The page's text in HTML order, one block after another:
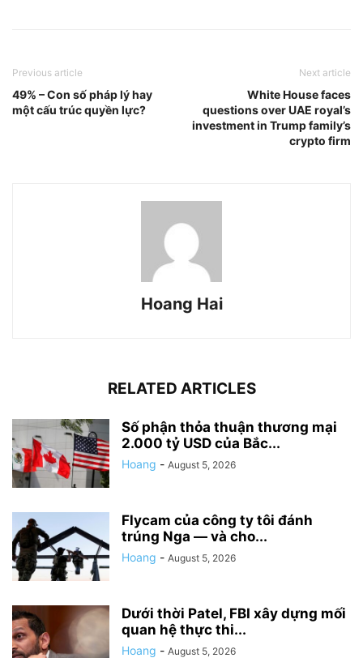
Previous article
49% – Con số pháp lý hay
một cấu trúc quyền lực?
Next article
White House faces
questions over UAE royal’s
investment in Trump family’s
crypto firm
Hoang Hai
RELATED ARTICLES
Số phận thỏa thuận thương mại
2.000 tỷ USD của Bắc...
Hoang - August 5, 2026
Flycam của công ty tôi đánh
trúng Nga — và cho...
Hoang - August 5, 2026
Dưới thời Patel, FBI xây dựng mối
quan hệ thực thi...
Hoang - August 5, 2026